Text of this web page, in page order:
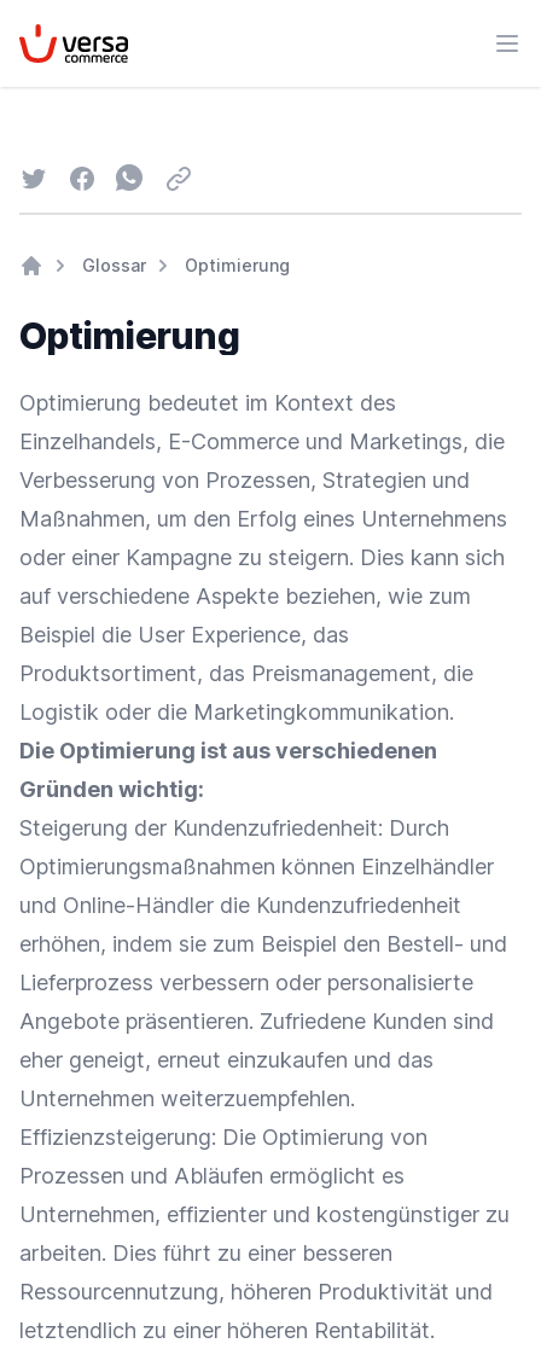
VersaCommerce
TwitterFacebookWhatsapp
Email
Glossar Optimierung
Optimierung
Optimierung bedeutet im Kontext des
Einzelhandels, E-Commerce und Marketings, die
Verbesserung von Prozessen, Strategien und
Maßnahmen, um den Erfolg eines Unternehmens
oder einer Kampagne zu steigern. Dies kann sich
auf verschiedene Aspekte beziehen, wie zum
Beispiel die User Experience, das
Produktsortiment, das Preismanagement, die
Logistik oder die Marketingkommunikation.
Die Optimierung ist aus verschiedenen
Gründen wichtig:
Steigerung der Kundenzufriedenheit: Durch
Optimierungsmaßnahmen können Einzelhändler
und Online-Händler die Kundenzufriedenheit
erhöhen, indem sie zum Beispiel den Bestell- und
Lieferprozess verbessern oder personalisierte
Angebote präsentieren. Zufriedene Kunden sind
eher geneigt, erneut einzukaufen und das
Unternehmen weiterzuempfehlen.
Effizienzsteigerung: Die Optimierung von
Prozessen und Abläufen ermöglicht es
Unternehmen, effizienter und kostengünstiger zu
arbeiten. Dies führt zu einer besseren
Ressourcennutzung, höheren Produktivität und
letztendlich zu einer höheren Rentabilität.